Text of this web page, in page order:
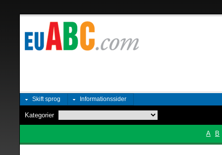
Skift sprog Informationssider
Kategorier
A B